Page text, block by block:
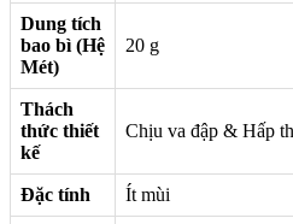
Dung tích
bao bì (Hệ
Mét)
20 g
Thách
thức thiết
kế
Chịu va đập & Hấp
Đặc tính Ít mùi